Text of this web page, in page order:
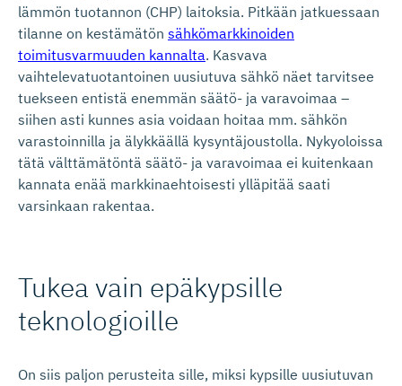
lämmön tuotannon (CHP) laitoksia. Pitkään jatkuessaan
tilanne on kestämätön sähkömarkkinoiden
toimitusvarmuuden kannalta. Kasvava
vaihtelevatuotantoinen uusiutuva sähkö näet tarvitsee
tuekseen entistä enemmän säätö- ja varavoimaa –
siihen asti kunnes asia voidaan hoitaa mm. sähkön
varastoinnilla ja älykkäällä kysyntäjoustolla. Nykyoloissa
tätä välttämätöntä säätö- ja varavoimaa ei kuitenkaan
kannata enää markkinaehtoisesti ylläpitää saati
varsinkaan rakentaa.
Tukea vain epäkypsille
teknologioille
On siis paljon perusteita sille, miksi kypsille uusiutuvan